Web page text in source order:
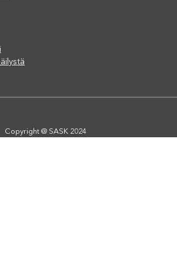
Copyright @ SASK 2024